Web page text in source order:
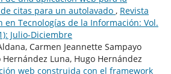
citas para un autolavado , Revista
en Tecnologías de la Información: Vol.
Julio-Diciembre
Carmen Jeannette Sampayo
Hernández Luna, Hugo Hernández
web construida con el framework